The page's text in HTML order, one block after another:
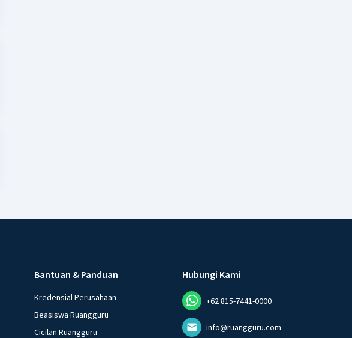
Bantuan & Panduan
Kredensial Perusahaan
Beasiswa Ruangguru
Cicilan Ruangguru
Hubungi Kami
+62 815-7441-0000
info@ruangguru.com